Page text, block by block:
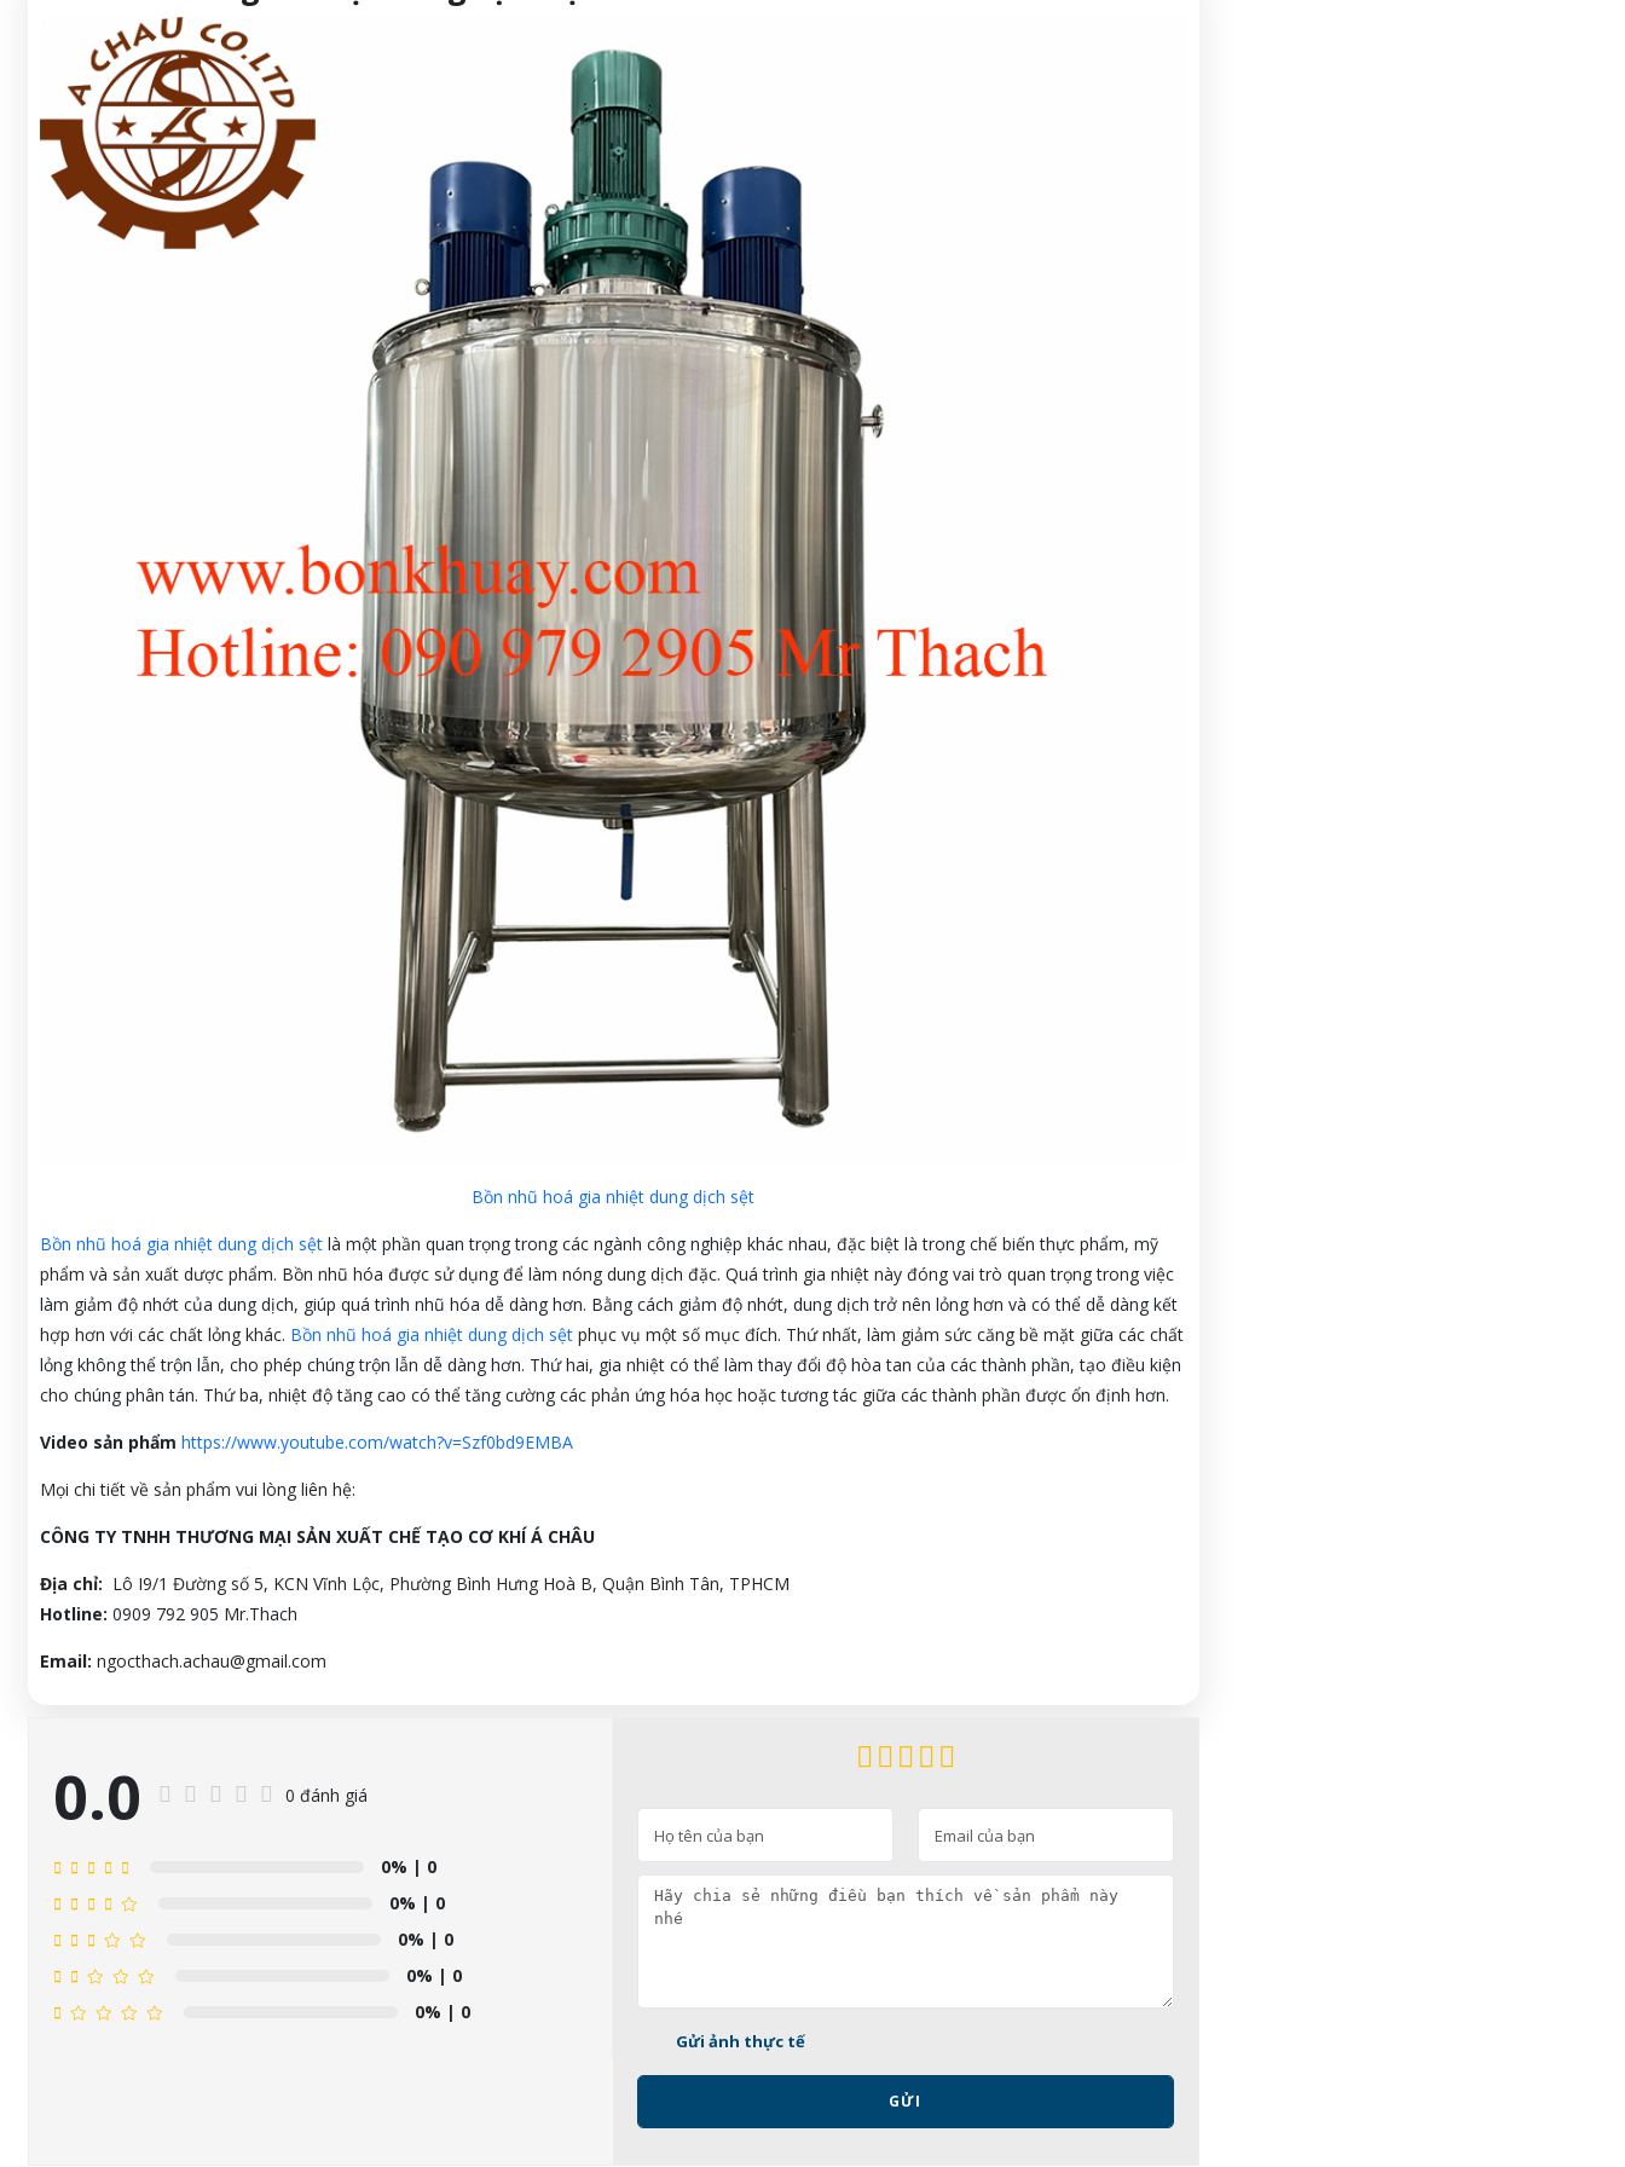
Bồn nhũ hoá gia nhiệt dung dịch sệt
Bồn nhũ hoá gia nhiệt dung dịch sệtlà một phần quan trọng trong các ngành công nghiệp khác nhau, đặc biệt là trong chế biến thực phẩm, mỹ
phẩm và sản xuất dược phẩm. Bồn nhũ hóa được sử dụng để làm nóng dung dịch đặc. Quá trình gia nhiệt này đóng vai trò quan trọng trong việc
làm giảm độ nhớt của dung dịch, giúp quá trình nhũ hóa dễ dàng hơn. Bằng cách giảm độ nhớt, dung dịch trở nên lỏng hơn và có thể dễ dàng kết
hợp hơn với các chất lỏng khác. Bồn nhũ hoá gia nhiệt dung dịch sệtphục vụ một số mục đích. Thứ nhất, làm giảm sức căng bề mặt giữa các chất
lỏng không thể trộn lẫn, cho phép chúng trộn lẫn dễ dàng hơn. Thứ hai, gia nhiệt có thể làm thay đổi độ hòa tan của các thành phần, tạo điều kiện
cho chúng phân tán. Thứ ba, nhiệt độ tăng cao có thể tăng cường các phản ứng hóa học hoặc tương tác giữa các thành phần được ổn định hơn.
Video sản phẩm https://www.youtube.com/watch?v=Szf0bd9EMBA
Mọi chi tiết về sản phẩm vui lòng liên hệ:
CÔNG TY TNHH THƯƠNG MẠI SẢN XUẤT CHẾ TẠO CƠ KHÍ Á CHÂU
Địa chỉ: Lô I9/1 Đường số 5, KCN Vĩnh Lộc, Phường Bình Hưng Hoà B, Quận Bình Tân, TPHCM
Hotline: 0909 792 905 Mr.Thach
Email: ngocthach.achau@gmail.com
0.0 0 đánh giá
0% | 0
0% | 0
0% | 0
0% | 0
0% | 0
Gửi ảnh thực tế
GỬI